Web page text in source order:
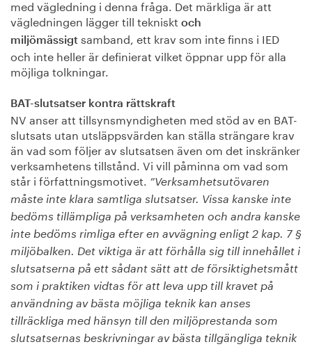
med vägledning i denna fråga. Det märkliga är att
vägledningen lägger till tekniskt och
miljömässigt samband, ett krav som inte finns i IED
och inte heller är definierat vilket öppnar upp för alla
möjliga tolkningar.
BAT-slutsatser kontra rättskraft
NV anser att tillsynsmyndigheten med stöd av en BAT-
slutsats utan utsläppsvärden kan ställa strängare krav
än vad som följer av slutsatsen även om det inskränker
verksamhetens tillstånd. Vi vill påminna om vad som
står i författningsmotivet.
”Verksamhetsutövaren
måste inte klara samtliga slutsatser. Vissa kanske inte
bedöms tillämpliga på verksamheten och andra kanske
inte bedöms rimliga efter en avvägning enligt 2 kap. 7 §
miljöbalken. Det viktiga är att förhålla sig till innehållet i
slutsatserna på ett sådant sätt att de försiktighetsmått
som i praktiken vidtas för att leva upp till kravet på
användning av bästa möjliga teknik kan anses
tillräckliga med hänsyn till den miljöprestanda som
slutsatsernas beskrivningar av bästa tillgängliga teknik